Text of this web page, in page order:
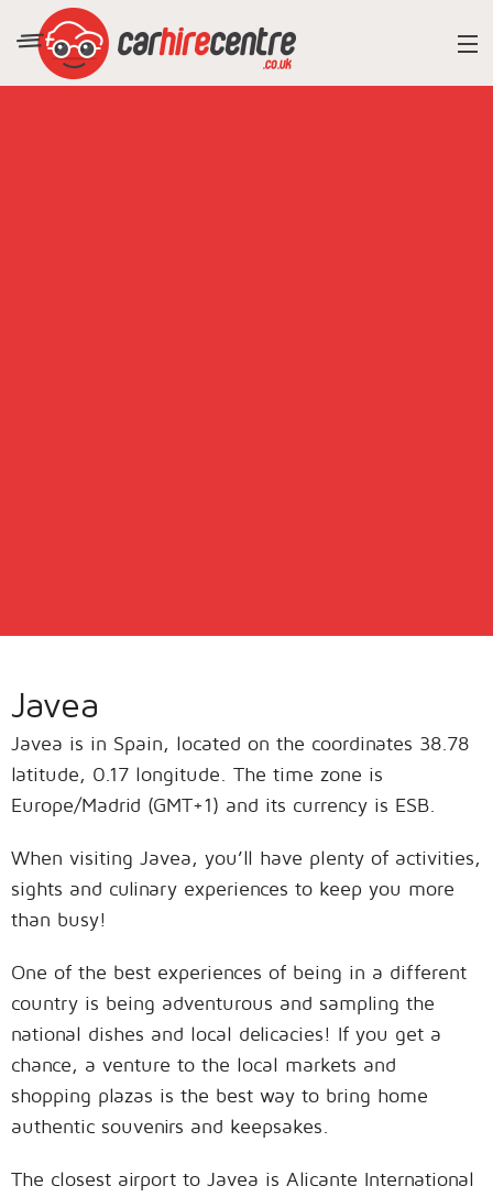
Javea
Javea is in Spain, located on the coordinates 38.78
latitude, 0.17 longitude. The time zone is
Europe/Madrid (GMT+1) and its currency is ESB.
When visiting Javea, you’ll have plenty of activities,
sights and culinary experiences to keep you more
than busy!
One of the best experiences of being in a different
country is being adventurous and sampling the
national dishes and local delicacies! If you get a
chance, a venture to the local markets and
shopping plazas is the best way to bring home
authentic souvenirs and keepsakes.
The closest airport to Javea is Alicante International